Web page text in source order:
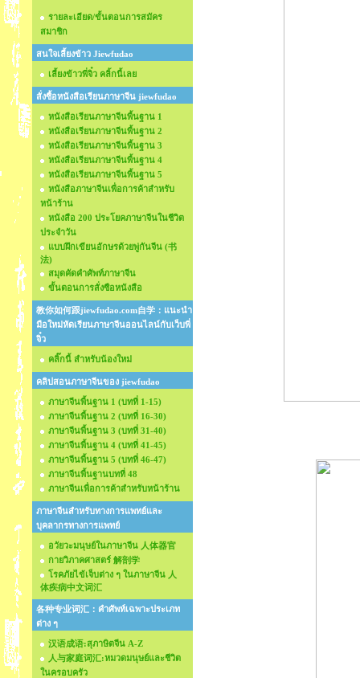
รายละเอียด/ขั้นตอนการสมัคร
สมาชิก
สนใจเลี้ยงข้าว Jiewfudao
เลี้ยงข้าวพี่จิ๋ว คลิ้กนี้เลย
สั่งซื้อหนังสือเรียนภาษาจีน jiewfudao
หนังสือเรียนภาษาจีนพื้นฐาน 1
หนังสือเรียนภาษาจีนพื้นฐาน 2
หนังสือเรียนภาษาจีนพื้นฐาน 3
หนังสือเรียนภาษาจีนพื้นฐาน 4
หนังสือเรียนภาษาจีนพื้นฐาน 5
หนังสือภาษาจีนเพื่อการค้าสำหรับ
หน้าร้าน
หนังสือ 200 ประโยคภาษาจีนในชีวิต
ประจำวัน
แบบฝึกเขียนอักษรด้วยพู่กันจีน (书
法)
สมุดคัดคำศัพท์ภาษาจีน
ขั้นตอนการสั่งซือหนังสือ
教你如何跟jiewfudao.com自学：แนะนำ
มือใหม่หัดเรียนภาษาจีนออนไลน์กับเว็บพี่
จิ๋ว
คลิ๊กนี้ สำหรับน้องใหม่
คลิปสอนภาษาจีนของ jiewfudao
ภาษาจีนพื้นฐาน 1 (บทที่ 1-15)
ภาษาจีนพื้นฐาน 2 (บทที่ 16-30)
ภาษาจีนพื้นฐาน 3 (บทที่ 31-40)
ภาษาจีนพื้นฐาน 4 (บทที่ 41-45)
ภาษาจีนพื้นฐาน 5 (บทที่ 46-47)
ภาษาจีนพื้นฐานบทที่ 48
ภาษาจีนเพื่อการค้าสำหรับหน้าร้าน
ภาษาจีนสำหรับทางการแพทย์และ
บุคลากรทางการแพทย์
อวัยวะมนุษย์ในภาษาจีน 人体器官
กายวิภาคศาสตร์ 解剖学
โรคภัยไข้เจ็บต่าง ๆ ในภาษาจีน 人
体疾病中文词汇
各种专业词汇：คำศัพท์เฉพาะประเภท
ต่าง ๆ
汉语成语:สุภาษิตจีน A-Z
人与家庭词汇:หมวดมนุษย์และชีวิต
ในครอบครัว